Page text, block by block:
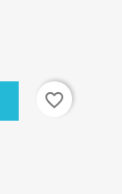
favorite_border